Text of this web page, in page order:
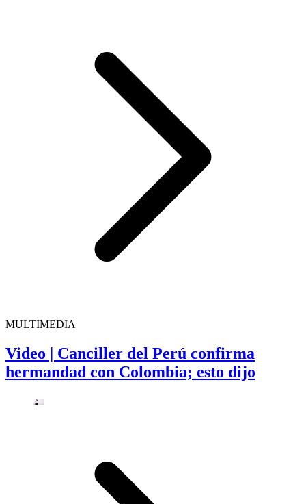
MULTIMEDIA
Video | Canciller del Perú confirma
hermandad con Colombia; esto dijo